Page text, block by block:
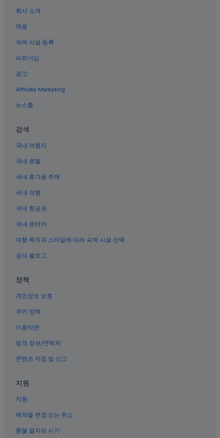
신사이바시의 저렴한 호텔
소에몬초의 3성급 호텔
난바센니치마에 호텔
모토마치의 가족 여행 호텔
난바의 Nikko 호텔
오사카난바역의 아파트
난바 워크 쇼핑몰 근처 호텔
난바의 MOXY 호텔
난바의 Daiwa Roynet Hotels
도톤 플라자 근처 호텔
신사이바시의 공항 셔틀 제공 호텔
난바의 주차 가능 호텔
오사카의 료칸
미나미의 온천 호텔
신사이바시스지 근처 호텔
미나미의 허니문 리조트 및 호텔
난바의 OYO Rooms 호텔
센니치마에 도구야스지 상점가 근처 호텔
난바 해치 근처 호텔
도톤보리 아케이드 근처 호텔
미나미의 카지노 호텔
미나미의 주차 가능 호텔
미나미의 아침 식사 제공 호텔
요츠바시 역 근처 호텔
히가시신사이바시 호텔
회사 소개
채용
숙박 시설 등록
파트너십
광고
Affiliate Marketing
뉴스룸
검색
국내 여행지
국내 호텔
국내 휴가용 주택
국내 여행
국내 항공권
국내 렌터카
여행 목적과 스타일에 따라 숙박 시설 선택
공식 블로그
정책
개인정보 보호
쿠키 정책
이용약관
법적 정보/연락처
콘텐츠 지침 및 신고
지원
지원
예약을 변경 또는 취소
환불 절차와 시기